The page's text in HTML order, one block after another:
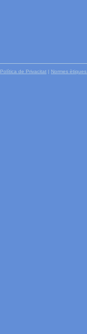
Política de Privacitat | Normes